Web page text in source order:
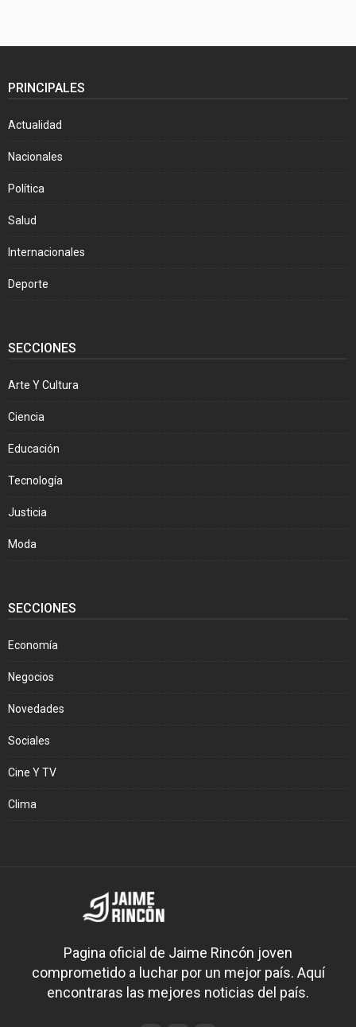
PRINCIPALES
Actualidad
Nacionales
Política
Salud
Internacionales
Deporte
SECCIONES
Arte Y Cultura
Ciencia
Educación
Tecnología
Justicia
Moda
SECCIONES
Economía
Negocios
Novedades
Sociales
Cine Y TV
Clima
Pagina oficial de Jaime Rincón joven
comprometido a luchar por un mejor país. Aquí
encontraras las mejores noticias del país.